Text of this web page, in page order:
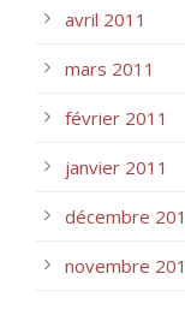
avril 2011
mars 2011
février 2011
janvier 2011
décembre
novembre